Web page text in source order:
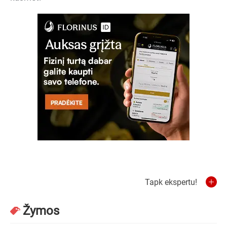
Tapk ekspertu!
Žymos